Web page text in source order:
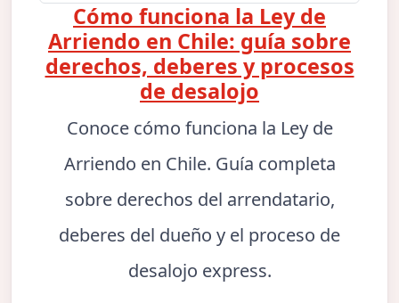
Cómo funciona la Ley de
Arriendo en Chile: guía sobre
derechos, deberes y procesos
de desalojo
Conoce cómo funciona la Ley de
Arriendo en Chile. Guía completa
sobre derechos del arrendatario,
deberes del dueño y el proceso de
desalojo express.